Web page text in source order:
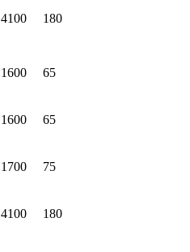
4100 180
1600 65
1600 65
1700 75
4100 180